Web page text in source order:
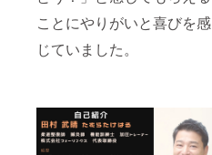
ことにやりがいと喜びを感
じていました。